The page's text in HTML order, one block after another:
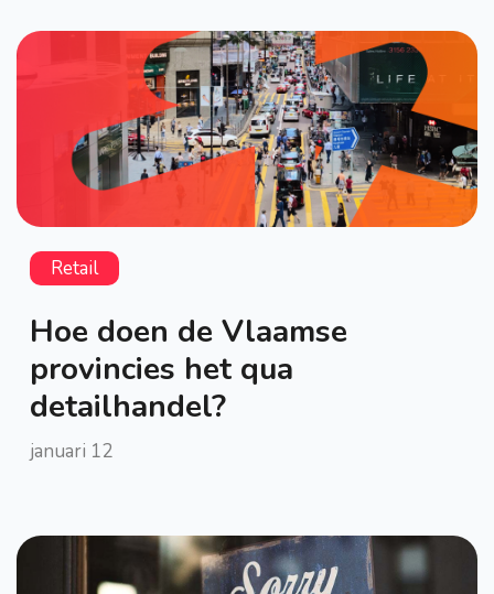
Retail
Hoe doen de Vlaamse
provincies het qua
detailhandel?
januari 12